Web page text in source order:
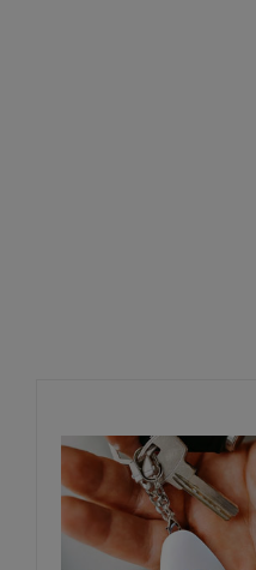
Nur gemäß
Nur mit der
Plug-in-Stecker nur
Bei Schäden oder
Dieses Produkt
– die Entsorgung hat
Der integrierte Akku